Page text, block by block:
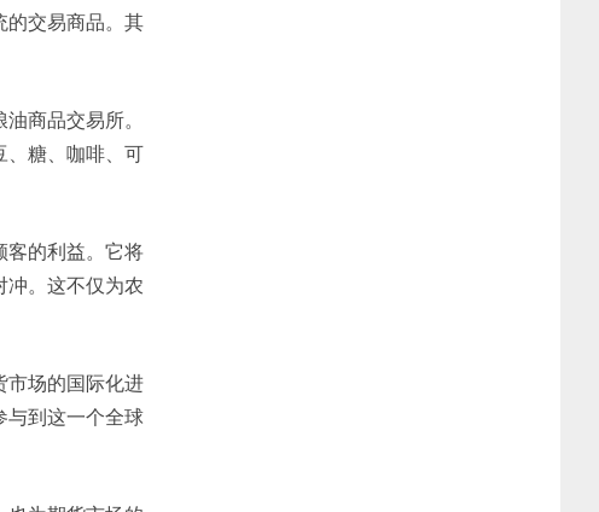
的交易商品。其
商品交易所。
、糖、咖啡、可
客的利益。它将
。这不仅为农
市场的国际化进
与到这一个全球